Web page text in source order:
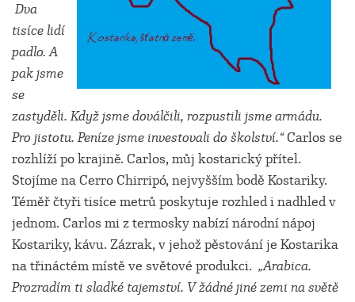
Dva
tisíce lidí
padlo. A
pak jsme
se
zastyděli. Když jsme doválčili, rozpustili jsme armádu.
Pro jistotu. Peníze jsme investovali do školství.“Carlos se
rozhlíží po krajině. Carlos, můj kostarický přítel.
Stojíme na Cerro Chirripó, nejvyšším bodě Kostariky.
Téměř čtyři tisíce metrů poskytuje rozhled i nadhled v
jednom. Carlos mi z termosky nabízí národní nápoj
Kostariky, kávu. Zázrak, v jehož pěstování je Kostarika
na třináctém místě ve světové produkci. „Arabica.
Prozradím ti sladké tajemství. V žádné jiné zemi na světě